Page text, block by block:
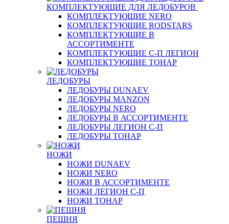
КОМПЛЕКТУЮЩИЕ ДЛЯ ЛЕДОБУРОВ
КОМПЛЕКТУЮЩИЕ NERO
КОМПЛЕКТУЮЩИЕ RODSTARS
КОМПЛЕКТУЮЩИЕ В
АССОРТИМЕНТЕ
КОМПЛЕКТУЮЩИЕ С-П ЛЕГИОН
КОМПЛЕКТУЮЩИЕ ТОНАР
ЛЕДОБУРЫ
ЛЕДОБУРЫ DUNAEV
ЛЕДОБУРЫ MANZON
ЛЕДОБУРЫ NERO
ЛЕДОБУРЫ В АССОРТИМЕНТЕ
ЛЕДОБУРЫ ЛЕГИОН С-П
ЛЕДОБУРЫ ТОНАР
НОЖИ
НОЖИ DUNAEV
НОЖИ NERO
НОЖИ В АССОРТИМЕНТЕ
НОЖИ ЛЕГИОН С-П
НОЖИ ТОНАР
ПЕШНЯ